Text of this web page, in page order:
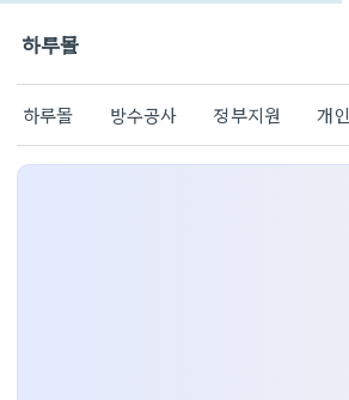
하루몰
하루몰 방수공사 정부지원 개